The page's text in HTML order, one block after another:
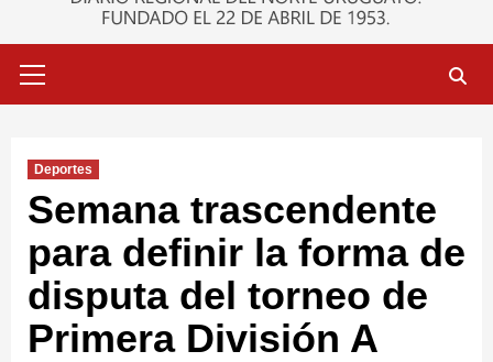
primario
Deportes
Semana trascendente
para definir la forma de
disputa del torneo de
Primera División A